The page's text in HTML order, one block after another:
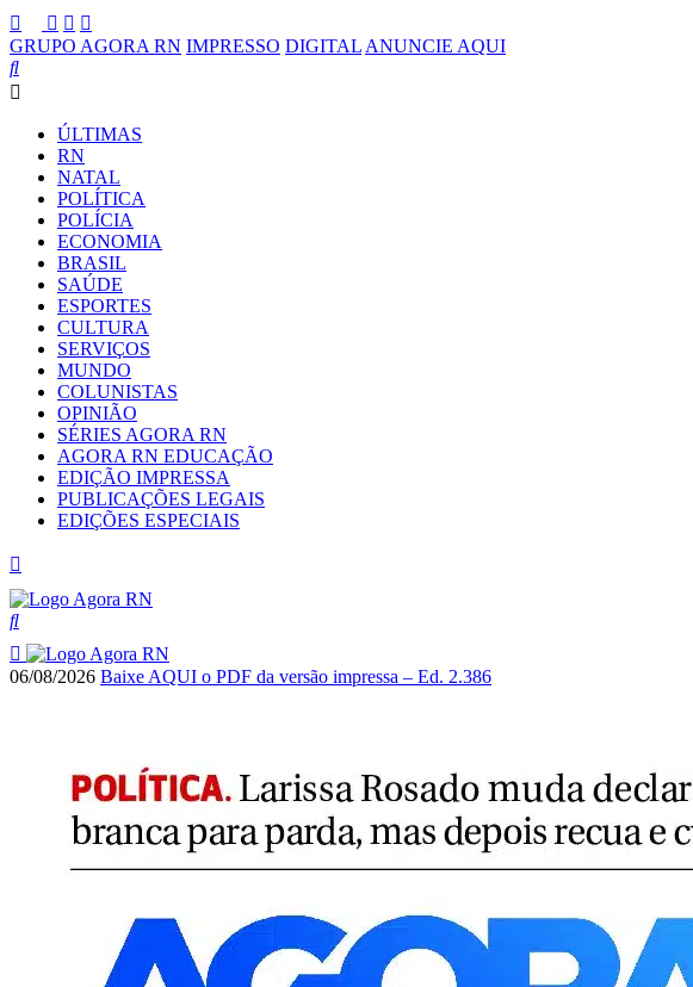
GRUPO AGORA RN IMPRESSO DIGITAL ANUNCIE AQUI
ÚLTIMAS
RN
NATAL
POLÍTICA
POLÍCIA
ECONOMIA
BRASIL
SAÚDE
ESPORTES
CULTURA
SERVIÇOS
MUNDO
COLUNISTAS
OPINIÃO
SÉRIES AGORA RN
AGORA RN EDUCAÇÃO
EDIÇÃO IMPRESSA
PUBLICAÇÕES LEGAIS
EDIÇÕES ESPECIAIS
06/08/2026 Baixe AQUI o PDF da versão impressa – Ed. 2.386